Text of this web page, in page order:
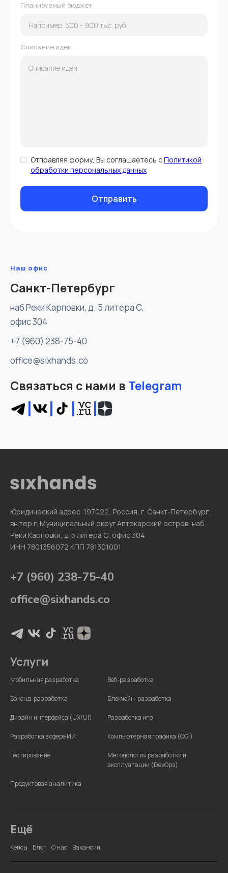
Планируемый бюджет
Описание идеи
Отправляя форму, Вы соглашаетесь сПолитикой
обработки персональных данных
Наш офис
Санкт-Петербург
наб Реки Карповки, д. 5 литера С,
офис 304
+7 (960) 238-75-40
office@sixhands.co
Связаться с нами в Telegram
| | | |
Юридический адрес 197022, Россия, г. Санкт-Петербург ,
вн.тер.г. Муниципальный округ Аптекарский остров, наб.
Реки Карповки, д. 5 литера С, офис 304
ИНН 7801356072 КПП 781301001
+7 (960) 238-75-40
office@sixhands.co
Услуги
Мобильная разработка Веб-разработка
Бэкенд-разработка Блокчейн-разработка
Дизайн интерфейса (UX/UI) Разработка игр
Разработка в сфере ИИ Компьютерная графика (CGI)
Тестирование
Методология разработки и
эксплуатации (DevOps)
Продуктовая аналитика
Ещё
Кейсы Блог О нас Вакансии